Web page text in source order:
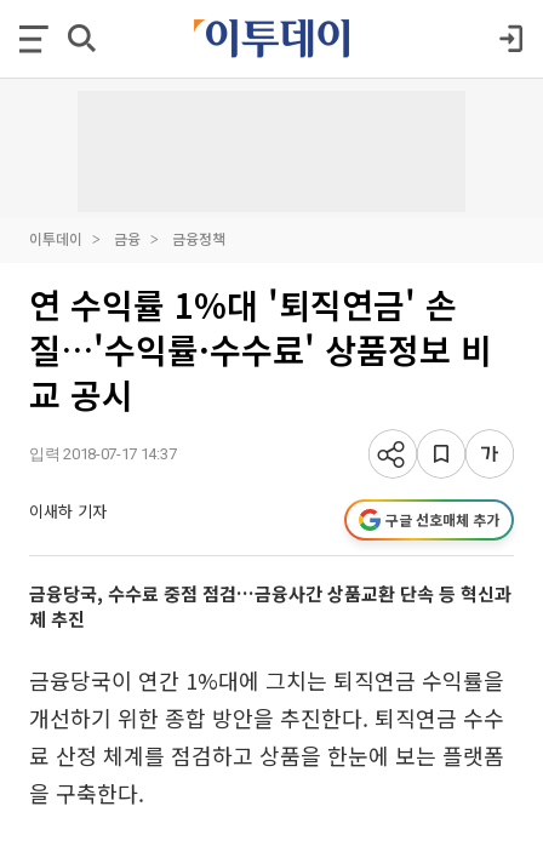
이투데이 금융 금융정책
연 수익률 1%대 '퇴직연금' 손
질…'수익률·수수료' 상품정보 비
교 공시
입력 2018-07-17 14:37
이새하 기자 구글 선호매체 추가
금융당국, 수수료 중점 점검…금융사간 상품교환 단속 등 혁신과
제 추진
금융당국이 연간 1%대에 그치는 퇴직연금 수익률을
개선하기 위한 종합 방안을 추진한다. 퇴직연금 수수
료 산정 체계를 점검하고 상품을 한눈에 보는 플랫폼
을 구축한다.